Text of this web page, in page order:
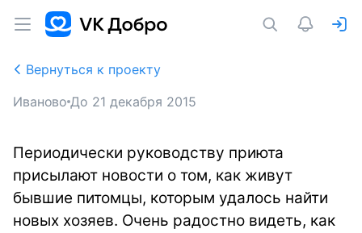
Вернуться к проекту
Иваново До 21 декабря 2015
Периодически руководству приюта
присылают новости о том, как живут
бывшие питомцы, которым удалось найти
новых хозяев. Очень радостно видеть, как